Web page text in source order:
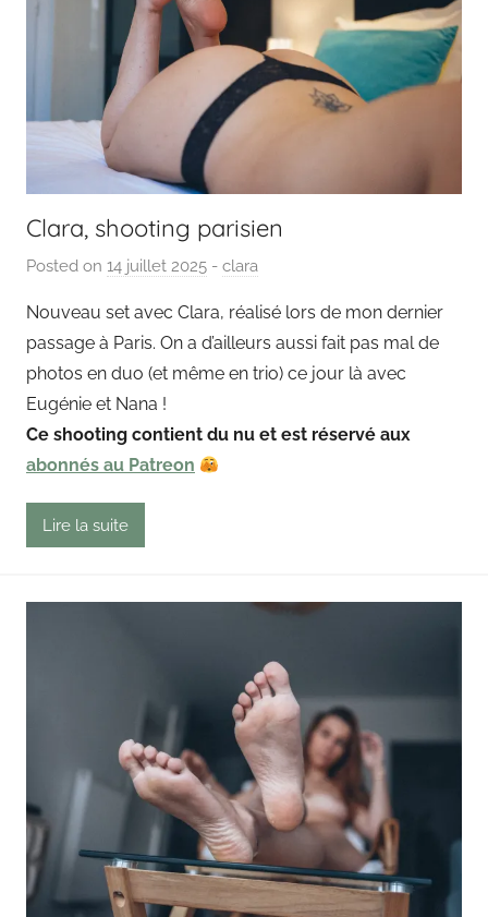
Clara, shooting parisien
Posted on 14 juillet 2025 b
P
a
i
g
o
- clara
Nouveau set avec Clara, réalisé lors de mon dernier
passage à Paris. On a d’ailleurs aussi fait pas mal de
photos en duo (et même en trio) ce jour là avec
Eugénie et Nana !
Ce shooting contient du nu et est réservé aux
abonnés au Patreon
Lire la suite